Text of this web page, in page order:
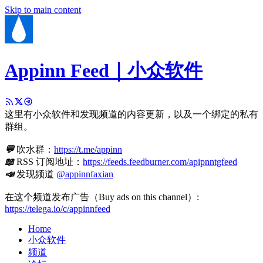
Skip to main content
Appinn Feed｜小众软件
这里有小众软件和发现频道的内容更新，以及一个绑定的私有
群组。
💬吹水群： https://t.me/appinn
📖RSS 订阅地址： https://feeds.feedburner.com/apipnntgfeed
📣发现频道 @appinnfaxian
在这个频道发布广告（Buy ads on this channel）:
https://telega.io/c/appinnfeed
Home
小众软件
频道